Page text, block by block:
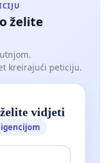
želite
kreirajući peticiju.
vidjeti